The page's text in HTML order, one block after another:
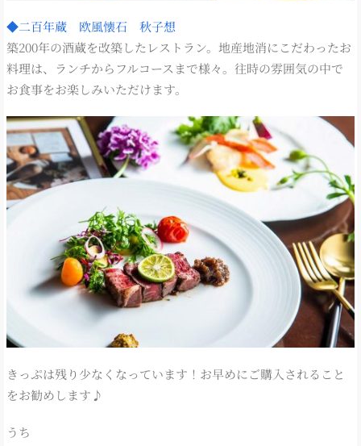
◆二百年蔵 欧風懐石 秋子想
築200年の酒蔵を改築したレストラン。地産地消にこだわったお
料理は、ランチからフルコースまで様々。往時の雰囲気の中で
お食事をお楽しみいただけます。
きっぷは残り少なくなっています！お早めにご購入されること
をお勧めします♪
うち